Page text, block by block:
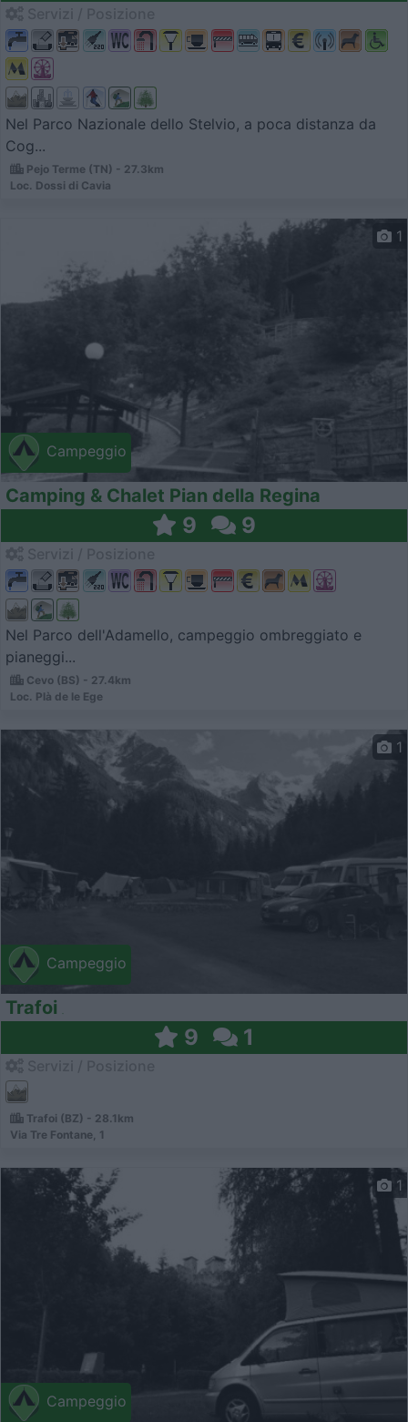
Nel Parco Nazionale dello Stelvio, a poca distanza da
Cog...
Pejo Terme (TN) - 27.3km
Loc. Dossi di Cavia
Campeggio
1
Camping & Chalet Pian della Regina
9 9
Nel Parco dell'Adamello, campeggio ombreggiato e
pianeggi...
Cevo (BS) - 27.4km
Loc. Plà de le Ege
Campeggio
1
Trafoi
9 1
Trafoi (BZ) - 28.1km
Via Tre Fontane, 1
Campeggio
1